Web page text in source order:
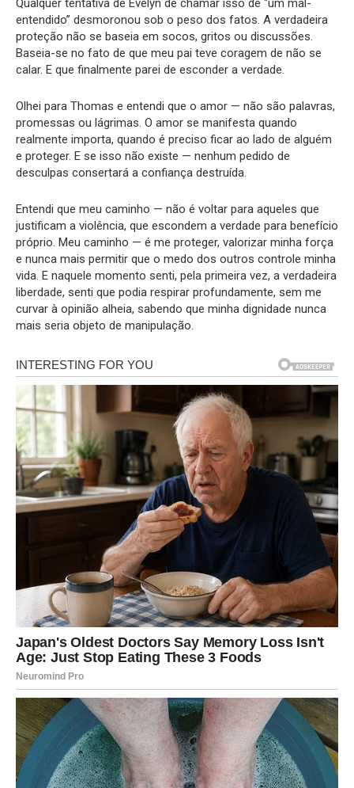
Qualquer tentativa de Evelyn de chamar isso de “um mal-
entendido” desmoronou sob o peso dos fatos. A verdadeira
proteção não se baseia em socos, gritos ou discussões.
Baseia-se no fato de que meu pai teve coragem de não se
calar. E que finalmente parei de esconder a verdade.
Olhei para Thomas e entendi que o amor — não são palavras,
promessas ou lágrimas. O amor se manifesta quando
realmente importa, quando é preciso ficar ao lado de alguém
e proteger. E se isso não existe — nenhum pedido de
desculpas consertará a confiança destruída.
Entendi que meu caminho — não é voltar para aqueles que
justificam a violência, que escondem a verdade para benefício
próprio. Meu caminho — é me proteger, valorizar minha força
e nunca mais permitir que o medo dos outros controle minha
vida. E naquele momento senti, pela primeira vez, a verdadeira
liberdade, senti que podia respirar profundamente, sem me
curvar à opinião alheia, sabendo que minha dignidade nunca
mais seria objeto de manipulação.